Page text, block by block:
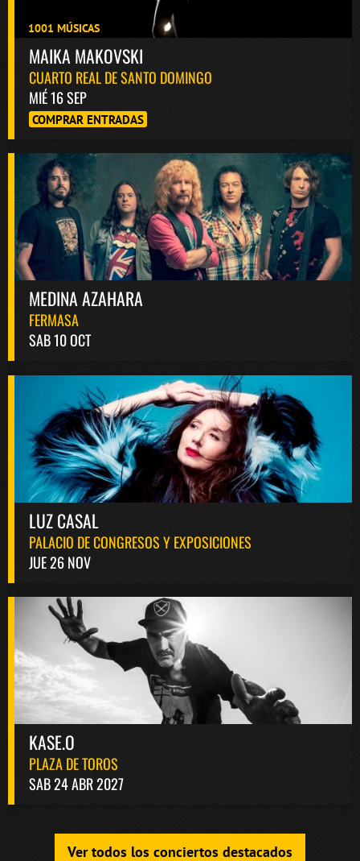
1001 MÚSICAS
MAIKA MAKOVSKI
CUARTO REAL DE SANTO DOMINGO
MIÉ 16 SEP
COMPRAR ENTRADAS
MEDINA AZAHARA
FERMASA
SAB 10 OCT
LUZ CASAL
PALACIO DE CONGRESOS Y EXPOSICIONES
JUE 26 NOV
KASE.O
PLAZA DE TOROS
SAB 24 ABR 2027
Ver todos los conciertos destacados